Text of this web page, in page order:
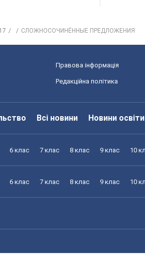
СЛОЖНОСОЧИНЁННЫЕ ПРЕДЛОЖЕНИЯ
Правова інформація
Редакційна політика
Всі новини Новини освіти
6 клас 7 клас 8 клас 9 клас 10
6 клас 7 клас 8 клас 9 клас 10